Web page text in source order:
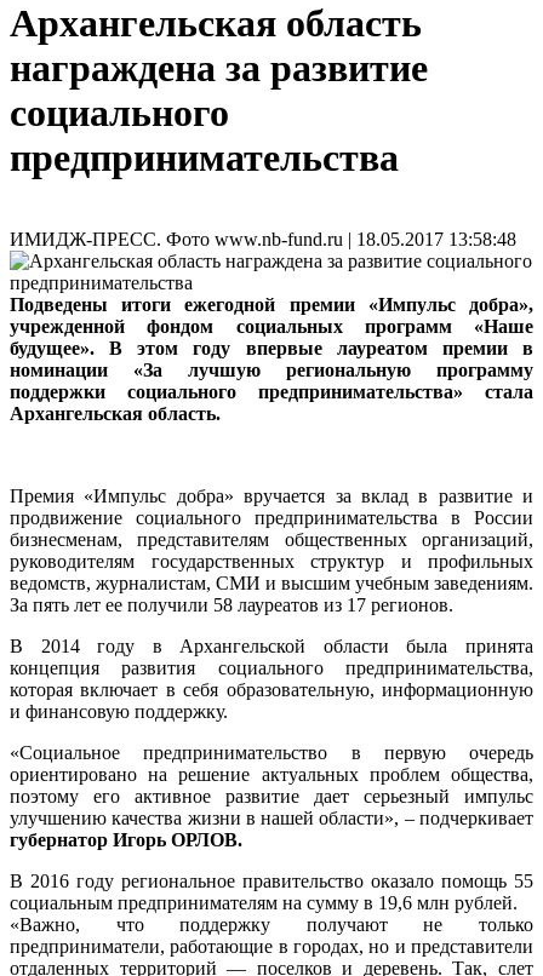
Архангельская область
награждена за развитие
социального
предпринимательства
ИМИДЖ-ПРЕСС. Фото www.nb-fund.ru | 18.05.2017 13:58:48
Подведены итоги ежегодной премии «Импульс добра»,
учрежденной фондом социальных программ «Наше
будущее». В этом году впервые лауреатом премии в
номинации «За лучшую региональную программу
поддержки социального предпринимательства» стала
Архангельская область.
Премия «Импульс добра» вручается за вклад в развитие и
продвижение социального предпринимательства в России
бизнесменам, представителям общественных организаций,
руководителям государственных структур и профильных
ведомств, журналистам, СМИ и высшим учебным заведениям.
За пять лет ее получили 58 лауреатов из 17 регионов.
В 2014 году в Архангельской области была принята
концепция развития социального предпринимательства,
которая включает в себя образовательную, информационную
и финансовую поддержку.
«Социальное предпринимательство в первую очередь
ориентировано на решение актуальных проблем общества,
поэтому его активное развитие дает серьезный импульс
улучшению качества жизни в нашей области», – подчеркивает
губернатор Игорь ОРЛОВ.
В 2016 году региональное правительство оказало помощь 55
социальным предпринимателям на сумму в 19,6 млн рублей.
«Важно, что поддержку получают не только
предприниматели, работающие в городах, но и представители
отдаленных территорий — поселков и деревень. Так, слет